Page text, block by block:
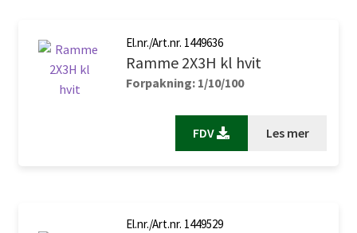
El.nr./Art.nr. 1449636
Ramme 2X3H kl hvit
Forpakning: 1/10/100
FDV Les mer
El.nr./Art.nr. 1449529